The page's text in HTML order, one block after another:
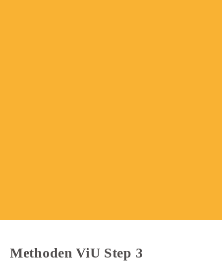
Methoden ViU Step 3